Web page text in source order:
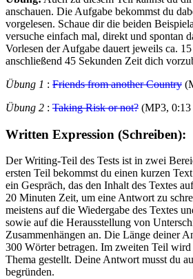
anschauen. Die Aufgabe bekommst du
vorgelesen. Schaue dir die beiden
versuche einfach mal, direkt und spontan
Vorlesen der Aufgabe dauert jeweils ca.
anschließend 45 Sekunden Zeit dich
Übung 1 : Friends from another Country
Übung 2 : Taking Risk or not? (MP3,
Written Expression (Schreiben):
Der Writing-Teil des Tests ist in zwei
ersten Teil bekommst du einen kurzen
ein Gespräch, das den Inhalt des Textes
20 Minuten Zeit, um eine Antwort zu
meistens auf die Wiedergabe des Textes
sowie auf die Herausstellung von
Zusammenhängen an. Die Länge deiner
300 Wörter betragen. Im zweiten Teil
Thema gestellt. Deine Antwort musst du
begründen.